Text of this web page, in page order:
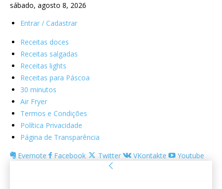
sábado, agosto 8, 2026
Entrar / Cadastrar
Receitas doces
Receitas salgadas
Receitas lights
Receitas para Páscoa
30 minutos
Air Fryer
Termos e Condições
Política Privacidade
Página de Transparência
Evernote
Facebook Twitter VKontakte Youtube